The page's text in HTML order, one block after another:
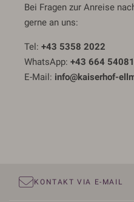
Bei Fragen zur Anreise
gerne an uns:
Tel: +43 5358 2022
WhatsApp: +43 664
E-Mail: info@kaiserhof-
KONTAKT VIA E-MAIL